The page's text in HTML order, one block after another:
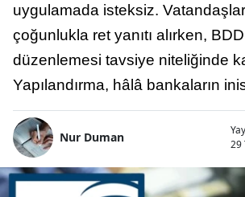
uygulamada isteksiz.
çoğunlukla ret yanıtı alırken,
düzenlemesi tavsiye niteliğinde
Yapılandırma, hâlâ bankaların
Nur Duman
29